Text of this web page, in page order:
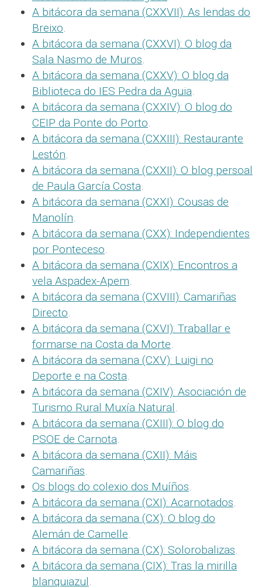
A bitácora da semana (CXXVII): As lendas do
Breixo.
A bitácora da semana (CXXVI): O blog da
Sala Nasmo de Muros.
A bitácora da semana (CXXV): O blog da
Biblioteca do IES Pedra da Aguia.
A bitácora da semana (CXXIV): O blog do
CEIP da Ponte do Porto.
A bitácora da semana (CXXIII): Restaurante
Lestón.
A bitácora da semana (CXXII): O blog persoal
de Paula García Costa.
A bitácora da semana (CXXI): Cousas de
Manolín.
A bitácora da semana (CXX): Independientes
por Ponteceso.
A bitácora da semana (CXIX): Encontros a
vela Aspadex-Apem.
A bitácora da semana (CXVIII): Camariñas
Directo.
A bitácora da semana (CXVI): Traballar e
formarse na Costa da Morte.
A bitácora da semana (CXV): Luigi no
Deporte e na Costa.
A bitácora da semana (CXIV): Asociación de
Turismo Rural Muxía Natural.
A bitácora da semana (CXIII): O blog do
PSOE de Carnota.
A bitácora da semana (CXII): Máis
Camariñas.
Os blogs do colexio dos Muíños.
A bitácora da semana (CXI): Acarnotados.
A bitácora da semana (CX): O blog do
Alemán de Camelle.
A bitácora da semana (CX): Solorobalizas.
A bitácora da semana (CIX): Tras la mirilla
blanquiazul.